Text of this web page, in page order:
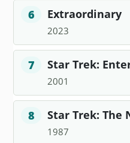
6 Extraordinary
2023
7 Star Trek:
2001
8 Star Trek: The
1987